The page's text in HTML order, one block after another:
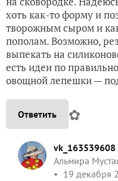
хоть как-то форму и
творожным сыром и
пополам. Возможно,
выпекать на
есть идеи по
овощной лепешки —
Ответить ✿
vk_163539608
Альмира
19 декабря